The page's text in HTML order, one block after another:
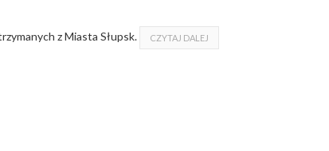
z Miasta Słupsk. CZYTAJ DALEJ